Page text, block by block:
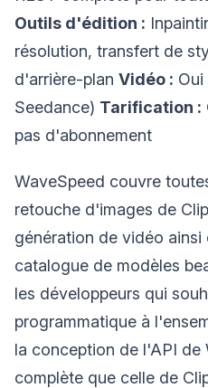
Outils d'édition :
résolution, transfert de
d'arrière-plan Vidéo :
Seedance) Tarification :
pas d'abonnement
WaveSpeed couvre
retouche d'images de
génération de vidéo ainsi
catalogue de modèles
les développeurs qui
programmatique à
la conception de l'API de
complète que celle de